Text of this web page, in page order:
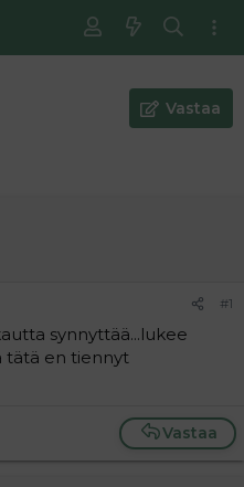
Vastaa
#1
synnyttää...lukee
tätä en tiennyt
Vastaa